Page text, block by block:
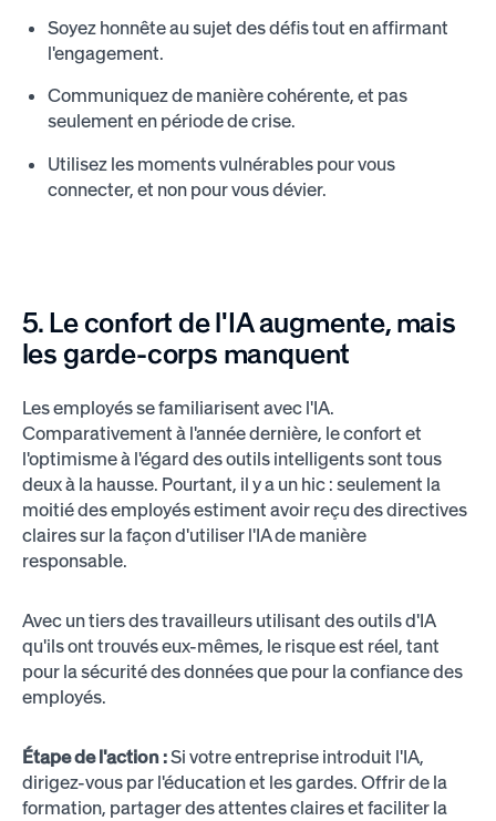
Soyez honnête au sujet des défis tout en affirmant
l'engagement.
Communiquez de manière cohérente, et pas
seulement en période de crise.
Utilisez les moments vulnérables pour vous
connecter, et non pour vous dévier.
5. Le confort de l'IA augmente, mais
les garde-corps manquent
Les employés se familiarisent avec l'IA.
Comparativement à l'année dernière, le confort et
l'optimisme à l'égard des outils intelligents sont tous
deux à la hausse. Pourtant, il y a un hic : seulement la
moitié des employés estiment avoir reçu des directives
claires sur la façon d'utiliser l'IA de manière
responsable.
Avec un tiers des travailleurs utilisant des outils d'IA
qu'ils ont trouvés eux-mêmes, le risque est réel, tant
pour la sécurité des données que pour la confiance des
employés.
Étape de l'action :Si votre entreprise introduit l'IA,
dirigez-vous par l'éducation et les gardes. Offrir de la
formation, partager des attentes claires et faciliter la